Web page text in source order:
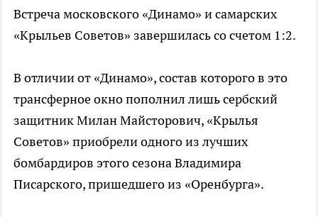
Встреча московского «Динамо» и самарских
«Крыльев Советов» завершилась со счетом 1:2.
В отличии от «Динамо», состав которого в это
трансферное окно пополнил лишь сербский
защитник Милан Майсторович, «Крылья
Советов» приобрели одного из лучших
бомбардиров этого сезона Владимира
Писарского, пришедшего из «Оренбурга».